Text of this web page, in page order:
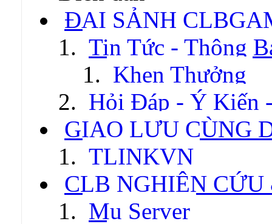
ĐẠI SẢNH
Tin Tức - Thông
Khen Thưởng
Hỏi Đáp - Ý Kiến
GIAO LƯU CÙNG
TLINKVN
CLB NGHIÊN
Mu Server